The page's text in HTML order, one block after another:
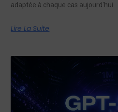
adaptée à chaque cas aujourd'hui.
Lire La Suite